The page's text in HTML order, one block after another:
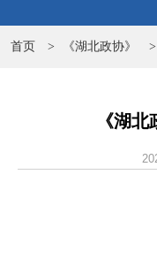
首页 > 《湖北政协》 >
《湖